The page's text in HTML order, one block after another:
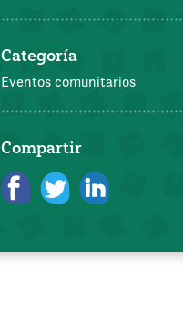
Categoría
Eventos comunitarios
Compartir